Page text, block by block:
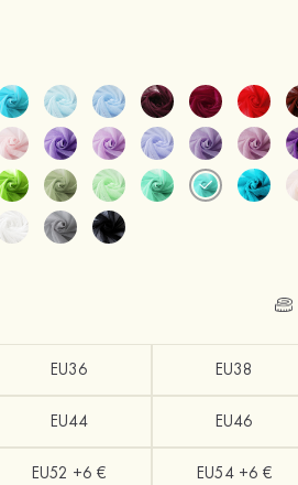
EU36 EU38
EU44 EU46
EU52 +6 € EU54 +6 €